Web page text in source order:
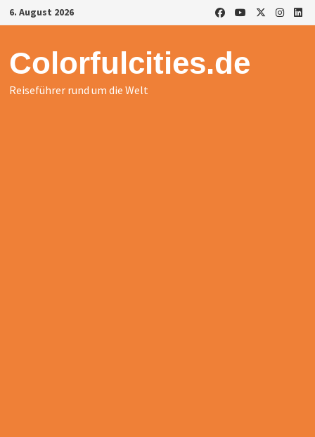
Zurück
zum
6. August 2026
Colorfulcities.de
Reiseführer rund um die Welt